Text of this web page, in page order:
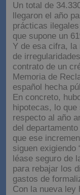
Un total de
llegaron el año
prácticas
que supone un
Y de esa cifra, la
de
contrato de un
Memoria de
español hecha
En concreto,
hipotecas, lo
respecto al año
del
que ese
siguen exigiendo
léase seguro de
para rebajar los
gastos de
Con la nueva ley